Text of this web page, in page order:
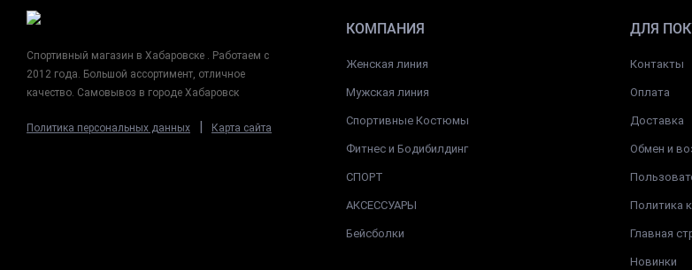
Спортивный магазин в Хабаровске . Работаем с
2012 года. Большой ассортимент, отличное
качество. Самовывоз в городе Хабаровск
Политика персональных данных | Карта сайта
КОМПАНИЯ
Женская линия
Мужская линия
Спортивные Костюмы
Фитнес и Бодибилдинг
СПОРТ
АКСЕССУАРЫ
Бейсболки
ДЛЯ
Контакты
Оплата
Доставка
Обмен и
Политика
Главная
Новинки